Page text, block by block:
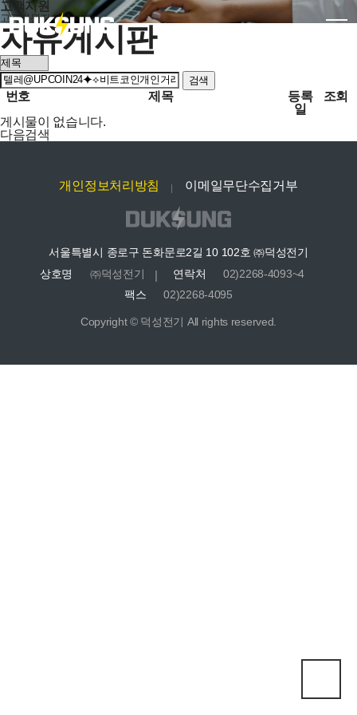
고객지원
고객지원자유게시판
자유게시판
검색
번호 제목
등록
일
조회
게시물이 없습니다.
다음검색
개인정보처리방침 이메일무단수집거부
서울특별시 종로구 돈화문로2길 10 102호 ㈜덕성전기
상호명
㈜덕성전기 연락처
02)2268-4093~4
팩스
02)2268-4095
Copyright © 덕성전기 All rights reserved.